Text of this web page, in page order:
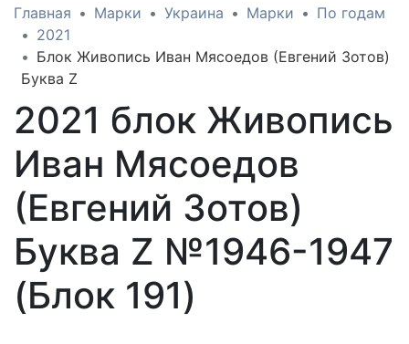
Главная Марки Украина Марки
По годам
2021
Блок Живопись Иван Мясоедов (Евгений Зотов)
Буква Z
2021 блок Живопись
Иван Мясоедов
(Евгений Зотов)
Буква Z №1946-1947
(Блок 191)